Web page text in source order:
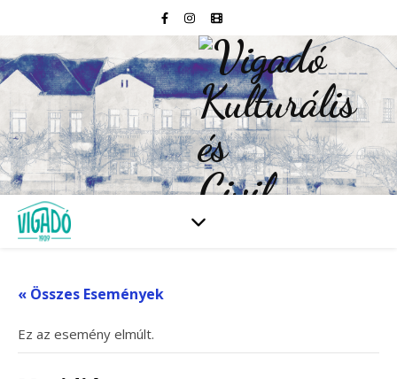
« Összes Események
Ez az esemény elmúlt.